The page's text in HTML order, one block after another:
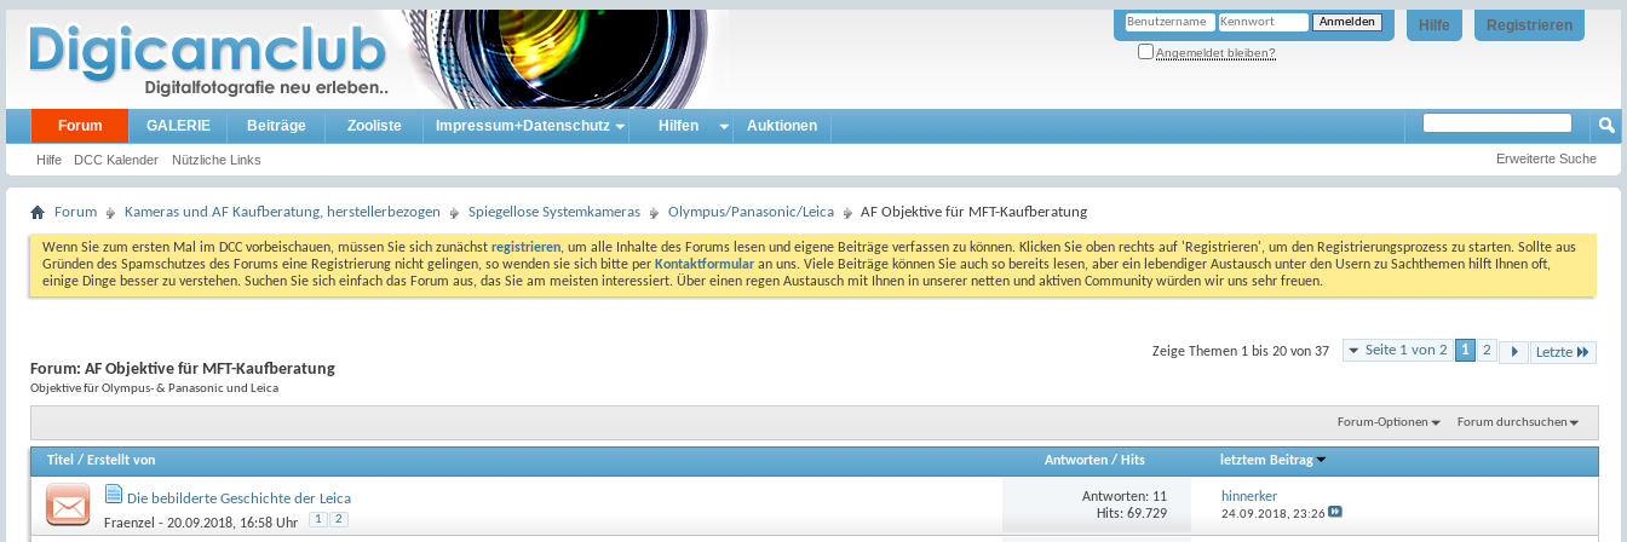
Registrieren
Hilfe
Angemeldet bleiben?
Forum
Hilfe DCC Kalender Nützliche Links
GALERIE Beiträge Zooliste Impressum+Datenschutz Hilfen Auktionen
Erweiterte Suche
Forum Kameras und AF Kaufberatung, herstellerbezogen Spiegellose Systemkameras Olympus/Panasonic/Leica AF Objektive für MFT-Kaufberatung
Wenn Sie zum ersten Mal im DCC vorbeischauen, müssen Sie sich zunächst registrieren, um alle Inhalte des Forums lesen und eigene Beiträge verfassen zu können. Klicken Sie oben rechts auf 'Registrieren', um den Registrierungsprozess zu starten. Sollte aus
Gründen des Spamschutzes des Forums eine Registrierung nicht gelingen, so wenden sie sich bitte per Kontaktformular an uns. Viele Beiträge können Sie auch so bereits lesen, aber ein lebendiger Austausch unter den Usern zu Sachthemen hilft Ihnen oft,
einige Dinge besser zu verstehen. Suchen Sie sich einfach das Forum aus, das Sie am meisten interessiert. Über einen regen Austausch mit Ihnen in unserer netten und aktiven Community würden wir uns sehr freuen.
Seite 1 von 2 1 2 Letzte
Zeige Themen 1 bis 20 von 37
Forum: AF Objektive für MFT-Kaufberatung
Objektive für Olympus- & Panasonic und Leica
Forum-Optionen Forum durchsuchen
Titel / Erstellt von Antworten / Hits letztem Beitrag
Die bebilderte Geschichte der Leica
Fraenzel - 20.09.2018, 16:58 Uhr 1 2
Antworten: 11
Hits: 69.729
hinnerker
24.09.2018,23:26